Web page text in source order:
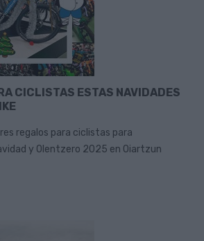
CICLISTAS ESTAS NAVIDADES
regalos para ciclistas para
y Olentzero 2025 en Oiartzun